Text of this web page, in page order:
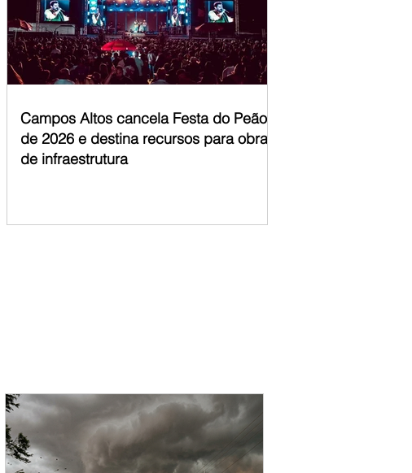
Campos Altos cancela Festa do Peão
de 2026 e destina recursos para obras
de infraestrutura